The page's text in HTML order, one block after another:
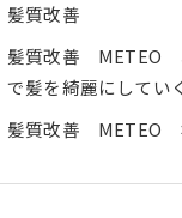
髪質改善
髪質改善 METEO
で髪を綺麗にしていく
髪質改善 METEO